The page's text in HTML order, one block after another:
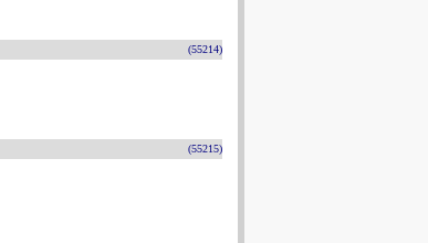
(55214)
(55215)